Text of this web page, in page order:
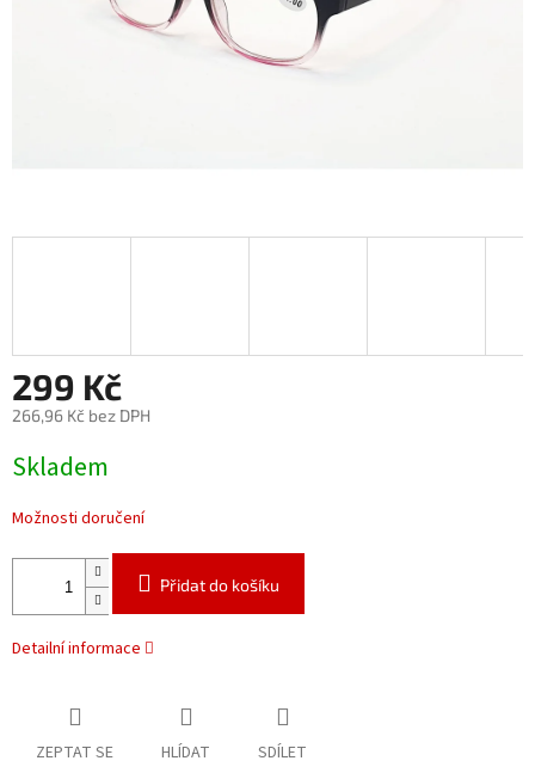
299 Kč
266,96 Kč bez DPH
cena:
Skladem
Možnosti doručení
Přidat do košíku
Detailní informace
ZEPTAT SE HLÍDAT SDÍLET